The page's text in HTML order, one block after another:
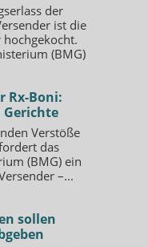
der
ist die
(BMG)
Rx-Boni:
Gerichte
Verstöße
das
(BMG) ein
–...
sollen